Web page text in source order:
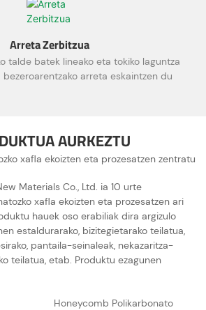
Arreta Zerbitzua
talde batek lineako eta tokiko laguntza
arreta eskaintzen du
AURKEZTU
xafla ekoizten eta prozesatzen zentratu
Materials Co., Ltd. ia 10 urte
xafla ekoizten eta prozesatzen ari
hauek oso erabiliak dira argizulo
estaldurarako, bizitegietarako teilatua,
pantaila-seinaleak, nekazaritza-
teilatua, etab. Produktu ezagunen
Honeycomb Polikarbonato